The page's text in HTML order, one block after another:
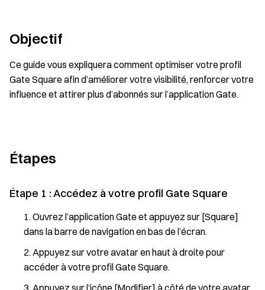
Objectif
Ce guide vous expliquera comment optimiser votre profil
Gate Square afin d’améliorer votre visibilité, renforcer votre
influence et attirer plus d’abonnés sur l’application Gate.
Étapes
Étape 1 : Accédez à votre profil Gate Square
Ouvrez l’application Gate et appuyez sur [Square]
dans la barre de navigation en bas de l’écran.
Appuyez sur votre avatar en haut à droite pour
accéder à votre profil Gate Square.
Appuyez sur l’icône [Modifier] à côté de votre avatar